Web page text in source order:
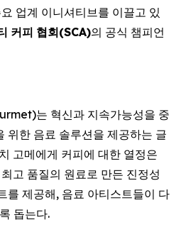
업계 이니셔티브를 이끌고 있
커피 협회(SCA)의 공식 챔피언
는 혁신과 지속가능성을 중
위한 음료 솔루션을 제공하는 글
고메에게 커피에 대한 열정은
고 품질의 원료로 만든 진정성
를 제공해, 음료 아티스트들이 다
돕는다.